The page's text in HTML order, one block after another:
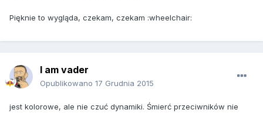
Pięknie to wygląda, czekam, czekam :wheelchair:
I am vader
Opublikowano 17 Grudnia 2015
jest kolorowe, ale nie czuć dynamiki. Śmierć przeciwników nie